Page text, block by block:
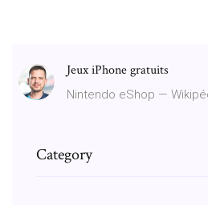
Jeux iPhone gratuits
Nintendo eShop —
Category